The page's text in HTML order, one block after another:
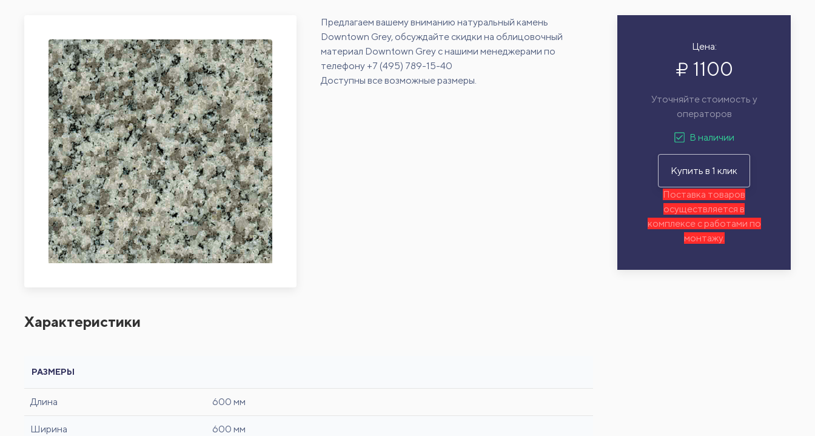
Предлагаем вашему вниманию натуральный камень
Downtown Grey, обсуждайте скидки на облицовочный
материал Downtown Grey с нашими менеджерами по
телефону +7 (495) 789-15-40
Доступны все возможные размеры.
Характеристики
РАЗМЕРЫ
Длина 600 мм
Ширина 600 мм
Цена:
1100
Уточняйте стоимость у
операторов
В наличии
Купить в 1 клик
Поставка товаров
осуществляется в
комплексе с работами по
монтажу.